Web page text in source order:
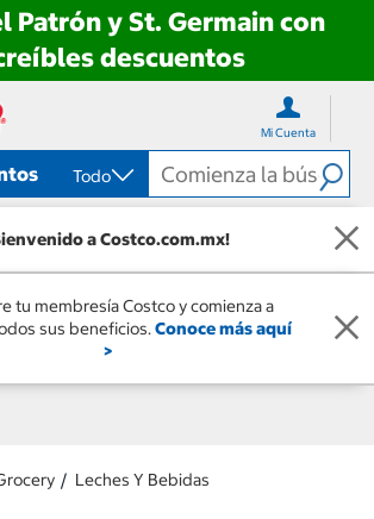
Patrón y St. Germain con
descuentos
Mi Cuenta
Todo
a Costco.com.mx!
tu membresía Costco y comienza a
sus beneficios.Conoce más aquí
>
Leches Y Bebidas